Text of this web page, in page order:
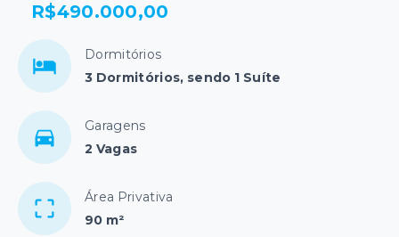
R$490.000,00
Dormitórios
3 Dormitórios, sendo 1 Suíte
Garagens
2 Vagas
Área Privativa
90 m²